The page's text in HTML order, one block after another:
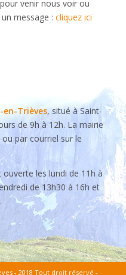
venir nous voir ou
message : cliquez ici
en-Trièves, situé à Saint-
de 9h à 12h. La mairie
par courriel sur le
les lundi de 11h à
de 13h30 à 16h et
- 2018 Tout droit réservé -